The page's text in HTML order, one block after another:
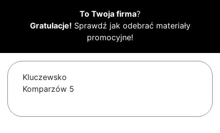
To Twoja firma?
Gratulacje! Sprawdź jak odebrać materiały
promocyjne!
Kluczewsko
Komparzów 5